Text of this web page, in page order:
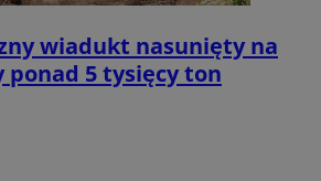
wiadukt nasunięty na
ponad 5 tysięcy ton